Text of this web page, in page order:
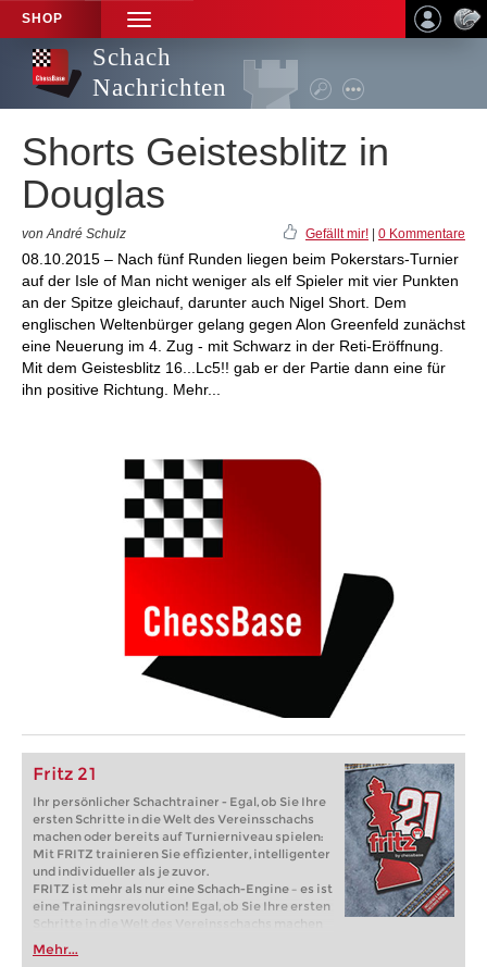
SHOP
TOGGLE
NAVIGATION
Schach
Nachrichten
Shorts Geistesblitz in
Douglas
von André Schulz Gefällt mir! 0 Kommentare
08.10.2015 – Nach fünf Runden liegen beim Pokerstars-Turnier
auf der Isle of Man nicht weniger als elf Spieler mit vier Punkten
an der Spitze gleichauf, darunter auch Nigel Short. Dem
englischen Weltenbürger gelang gegen Alon Greenfeld zunächst
eine Neuerung im 4. Zug - mit Schwarz in der Reti-Eröffnung.
Mit dem Geistesblitz 16...Lc5!! gab er der Partie dann eine für
ihn positive Richtung. Mehr...
Fritz 21
Ihr persönlicher Schachtrainer - Egal, ob Sie Ihre
ersten Schritte in die Welt des Vereinsschachs
machen oder bereits auf Turnierniveau spielen:
Mit FRITZ trainieren Sie effizienter, intelligenter
und individueller als je zuvor.
FRITZ ist mehr als nur eine Schach-Engine – es ist
eine Trainingsrevolution! Egal, ob Sie Ihre ersten
Schritte in die Welt des Vereinsschachs machen
oder bereits auf Turnierniveau spielen: Mit
FRITZ trainieren Sie effizienter, intelligenter und
Mehr...